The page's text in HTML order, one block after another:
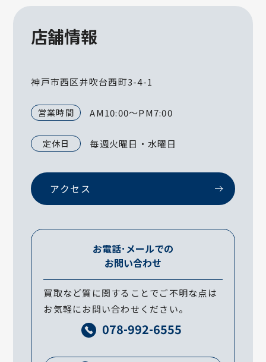
店舗情報
神戸市西区井吹台西町3-4-1
営業時間 AM10:00～PM7:00
定休日 毎週火曜日・水曜日
アクセス
お電話･メールでの
お問い合わせ
買取など質に関することでご不明な点は
お気軽にお問い合わせください。
078-992-6555